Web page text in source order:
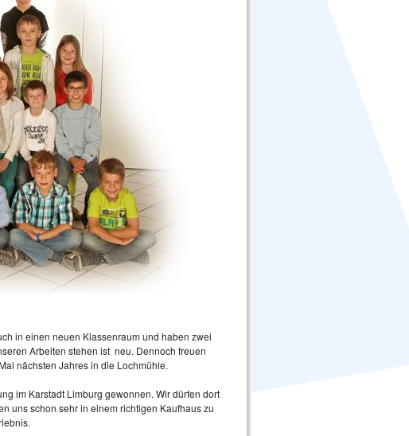
in einen neuen Klassenraum und haben zwei
Arbeiten stehen ist neu. Dennoch freuen
nächsten Jahres in die Lochmühle.
im Karstadt Limburg gewonnen. Wir dürfen dort
uns schon sehr in einem richtigen Kaufhaus zu